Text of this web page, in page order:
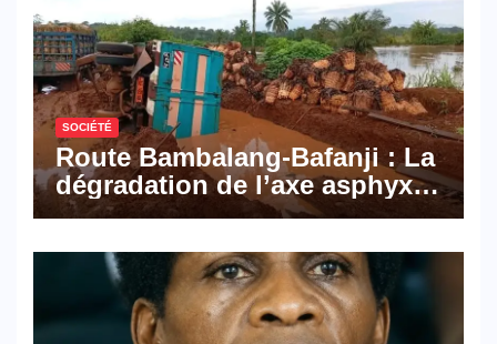
numériques made in
Cameroon
SOCIÉTÉ
Route Bambalang-Bafanji : La
dégradation de l’axe asphyxie
les activités économiques